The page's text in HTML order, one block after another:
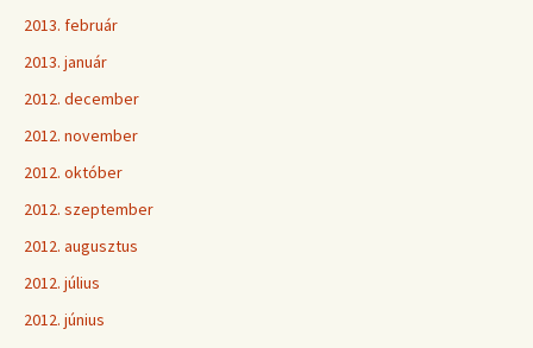
2013. február
2013. január
2012. december
2012. november
2012. október
2012. szeptember
2012. augusztus
2012. július
2012. június